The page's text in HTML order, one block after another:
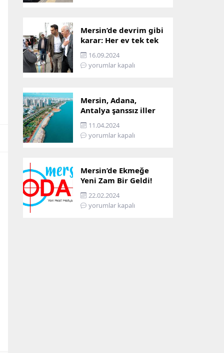
Mersin’de devrim gibi
karar: Her ev tek tek
incelenecek!
16.09.2024
yorumlar kapalı
Mersin, Adana,
Antalya şanssız iller
arasına girdi: İşte
sebebi…
11.04.2024
yorumlar kapalı
Mersin’de Ekmeğe
Yeni Zam Bir Geldi!
İşte Mersin’in Zamlı
Ekmek Fiyatı!
22.02.2024
yorumlar kapalı